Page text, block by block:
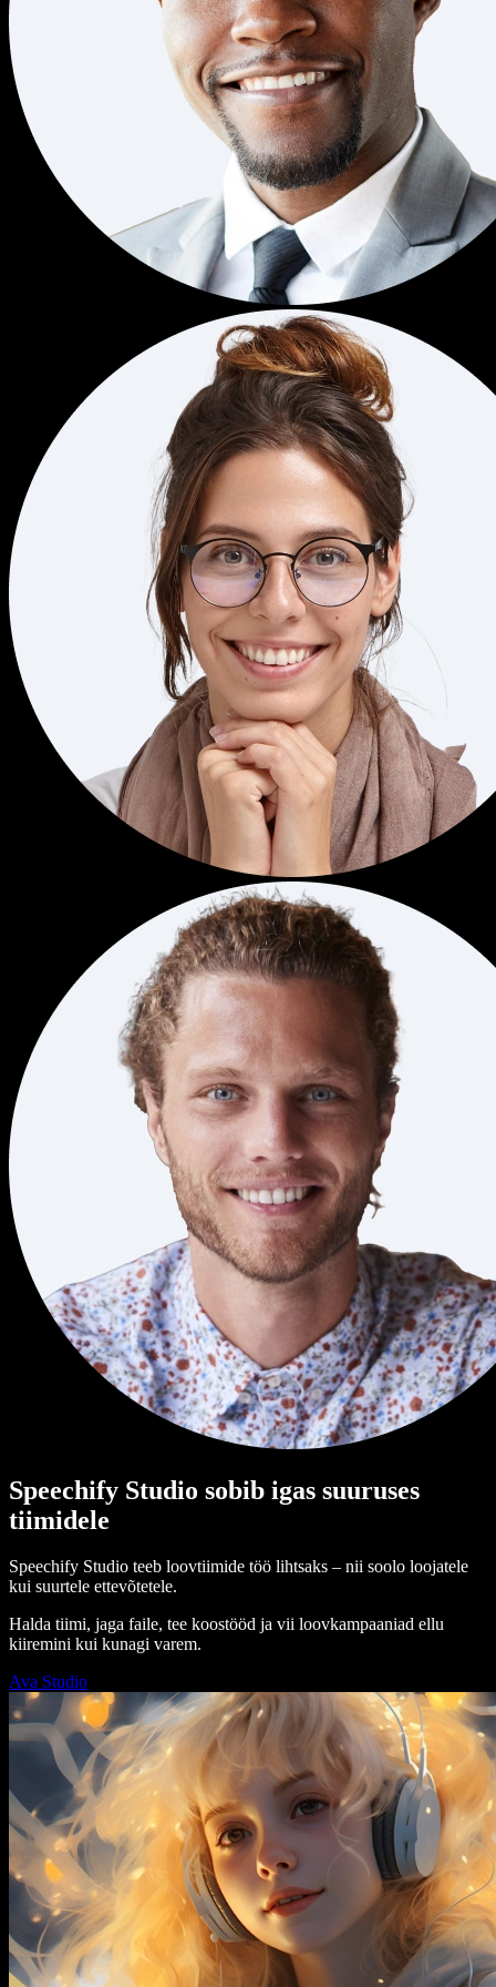
Speechify Studio sobib igas suuruses
tiimidele
Speechify Studio teeb loovtiimide töö lihtsaks – nii soolo loojatele
kui suurtele ettevõtetele.
Halda tiimi, jaga faile, tee koostööd ja vii loovkampaaniad ellu
kiiremini kui kunagi varem.
Ava Studio